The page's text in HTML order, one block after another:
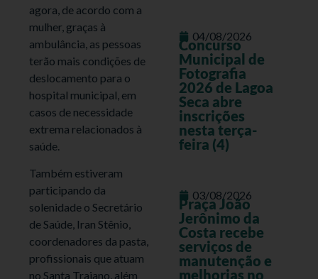
agora, de acordo com a
mulher, graças à
ambulância, as pessoas
terão mais condições de
deslocamento para o
hospital municipal, em
casos de necessidade
extrema relacionados à
saúde.
Também estiveram
participando da
solenidade o Secretário
de Saúde, Iran Stênio,
coordenadores da pasta,
profissionais que atuam
no Santa Trajano, além
04/08/2026
Concurso
Municipal de
Fotografia
2026 de Lagoa
Seca abre
inscrições
nesta terça-
feira (4)
03/08/2026
Praça João
Jerônimo da
Costa recebe
serviços de
manutenção e
melhorias no